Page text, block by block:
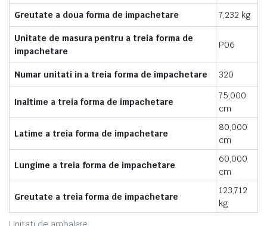
Greutate a doua forma de impachetare
7,232 kg
Unitate de masura pentru a treia forma de
impachetare
P06
Numar unitati in a treia forma de impachetare 320
Inaltime a treia forma de impachetare
75,000
cm
Latime a treia forma de impachetare
80,000
cm
Lungime a treia forma de impachetare
60,000
cm
Greutate a treia forma de impachetare
123,712
kg